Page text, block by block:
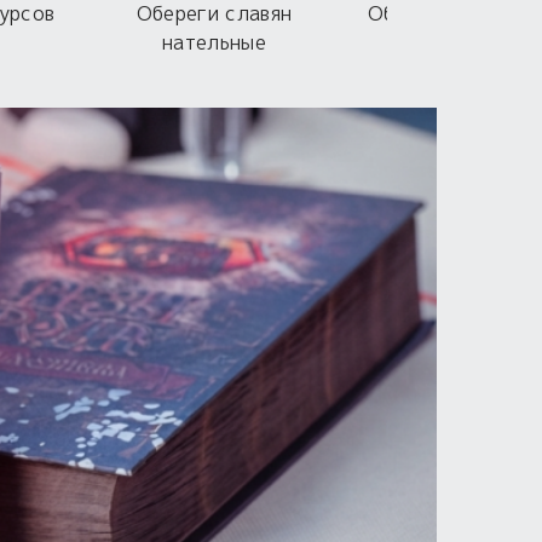
Обереги славян
нательные
Обереги для